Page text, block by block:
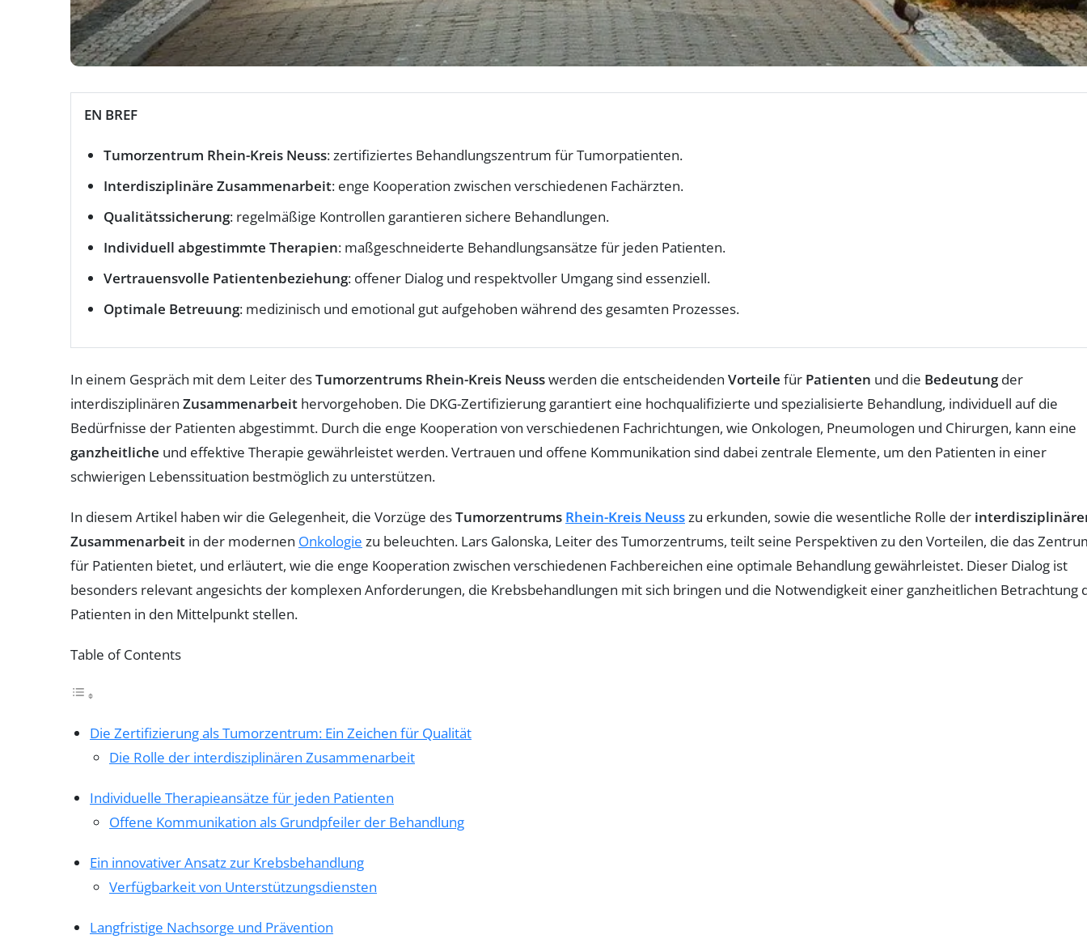
EN BREF
Tumorzentrum Rhein-Kreis Neuss: zertifiziertes Behandlungszentrum für Tumorpatienten.
Interdisziplinäre Zusammenarbeit: enge Kooperation zwischen verschiedenen Fachärzten.
Qualitätssicherung: regelmäßige Kontrollen garantieren sichere Behandlungen.
Individuell abgestimmte Therapien: maßgeschneiderte Behandlungsansätze für jeden Patienten.
Vertrauensvolle Patientenbeziehung: offener Dialog und respektvoller Umgang sind essenziell.
Optimale Betreuung: medizinisch und emotional gut aufgehoben während des gesamten Prozesses.
In einem Gespräch mit dem Leiter desTumorzentrums Rhein-Kreis Neusswerden die entscheidenden Vorteile für Patienten und die Bedeutungder
interdisziplinären Zusammenarbeit hervorgehoben. Die DKG-Zertifizierung garantiert eine hochqualifizierte und spezialisierte Behandlung, individuell auf die
Bedürfnisse der Patienten abgestimmt. Durch die enge Kooperation von verschiedenen Fachrichtungen, wie Onkologen, Pneumologen und Chirurgen, kann eine
ganzheitliche und effektive Therapie gewährleistet werden. Vertrauen und offene Kommunikation sind dabei zentrale Elemente, um den Patienten in einer
schwierigen Lebenssituation bestmöglich zu unterstützen.
In diesem Artikel haben wir die Gelegenheit, die Vorzüge desTumorzentrums Rhein-Kreis Neusszu erkunden, sowie die wesentliche Rolle der
Zusammenarbeit in der modernen Onkologie zu beleuchten. Lars Galonska, Leiter des Tumorzentrums, teilt seine Perspektiven zu den Vorteilen, die das
für Patienten bietet, und erläutert, wie die enge Kooperation zwischen verschiedenen Fachbereichen eine optimale Behandlung gewährleistet. Dieser Dialog ist
besonders relevant angesichts der komplexen Anforderungen, die Krebsbehandlungen mit sich bringen und die Notwendigkeit einer ganzheitlichen Betrachtung
Patienten in den Mittelpunkt stellen.
Table of Contents
Die Zertifizierung als Tumorzentrum: Ein Zeichen für Qualität
Die Rolle der interdisziplinären Zusammenarbeit
Individuelle Therapieansätze für jeden Patienten
Offene Kommunikation als Grundpfeiler der Behandlung
Ein innovativer Ansatz zur Krebsbehandlung
Verfügbarkeit von Unterstützungsdiensten
Langfristige Nachsorge und Prävention